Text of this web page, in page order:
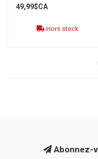
49,99$CA
Hors stock
Abonnez-